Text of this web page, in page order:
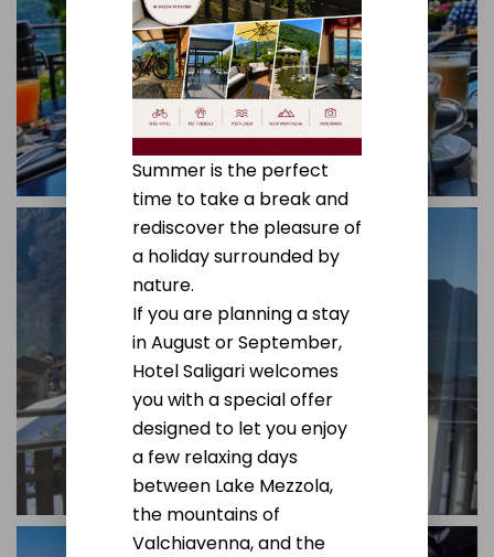
Summer is the perfect
time to take a break and
rediscover the pleasure of
a holiday surrounded by
nature.
If you are planning a stay
in August or September,
Hotel Saligari welcomes
you with a special offer
designed to let you enjoy
a few relaxing days
between Lake Mezzola,
the mountains of
Valchiavenna, and the